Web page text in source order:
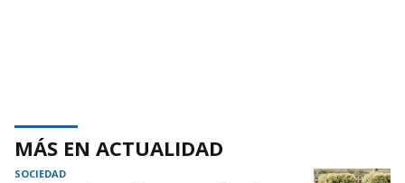
MÁS EN ACTUALIDAD
SOCIEDAD